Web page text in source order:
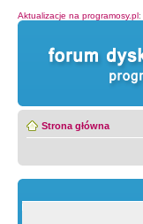
Aktualizacje na programosy.pl:
Strona główna